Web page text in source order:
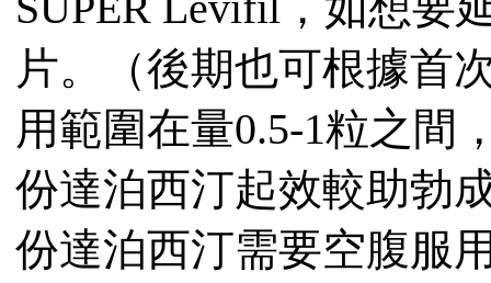
片。（後期也可根據首
用範圍在量0.5-1粒之間
份達泊西汀起效較助勃
份達泊西汀需要空腹服